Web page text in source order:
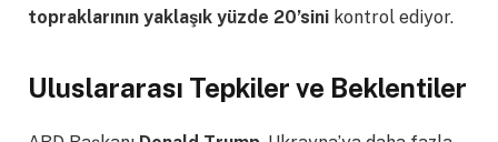
topraklarının yaklaşık yüzde 20’sini kontrol ediyor.
Uluslararası Tepkiler ve Beklentiler